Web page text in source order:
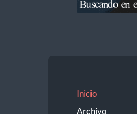
Inicio
Archivo